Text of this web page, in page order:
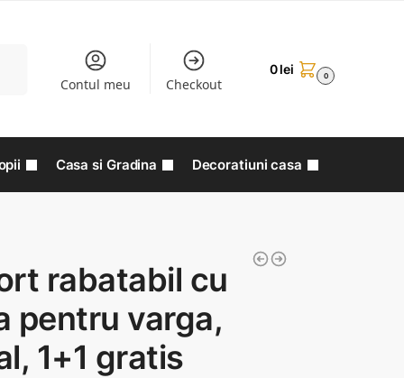
Contul meu Checkout
0lei 0
Casa si Gradina Decoratiuni casa
rabatabil cu
pentru varga,
1+1 gratis